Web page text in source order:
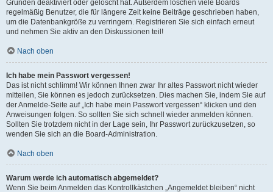
Gründen deaktiviert oder gelöscht hat. Außerdem löschen viele Boards
regelmäßig Benutzer, die für längere Zeit keine Beiträge geschrieben haben,
um die Datenbankgröße zu verringern. Registrieren Sie sich einfach erneut
und nehmen Sie aktiv an den Diskussionen teil!
Nach oben
Ich habe mein Passwort vergessen!
Das ist nicht schlimm! Wir können Ihnen zwar Ihr altes Passwort nicht wieder
mitteilen, Sie können es jedoch zurücksetzen. Dies machen Sie, indem Sie auf
der Anmelde-Seite auf „Ich habe mein Passwort vergessen“ klicken und den
Anweisungen folgen. So sollten Sie sich schnell wieder anmelden können.
Sollten Sie trotzdem nicht in der Lage sein, Ihr Passwort zurückzusetzen, so
wenden Sie sich an die Board-Administration.
Nach oben
Warum werde ich automatisch abgemeldet?
Wenn Sie beim Anmelden das Kontrollkästchen „Angemeldet bleiben“ nicht